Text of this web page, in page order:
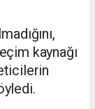
kaynağı